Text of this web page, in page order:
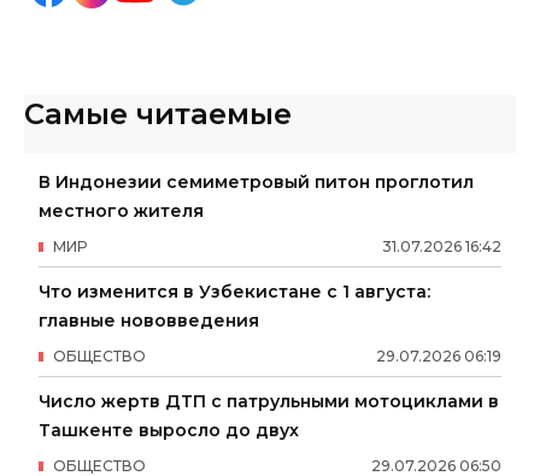
Самые читаемые
В Индонезии семиметровый питон проглотил
местного жителя
31.07.2026 16:42
МИР
Что изменится в Узбекистане с 1 августа:
главные нововведения
29.07.2026 06:19
ОБЩЕСТВО
Число жертв ДТП с патрульными мотоциклами в
Ташкенте выросло до двух
29.07.2026 06:50
ОБЩЕСТВО